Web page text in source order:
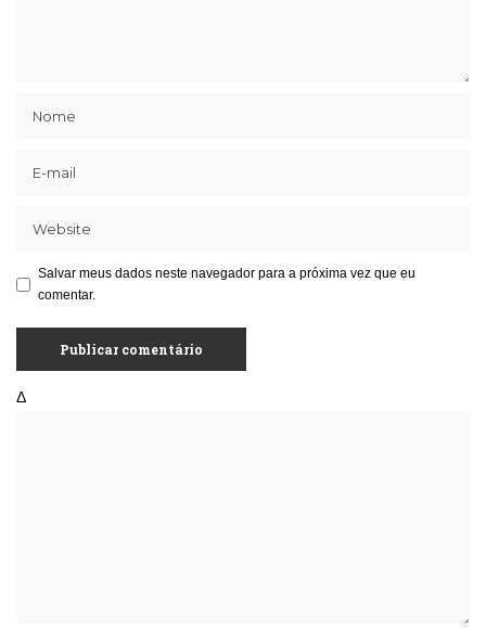
Salvar meus dados neste navegador para a próxima vez que eu
comentar.
Δ